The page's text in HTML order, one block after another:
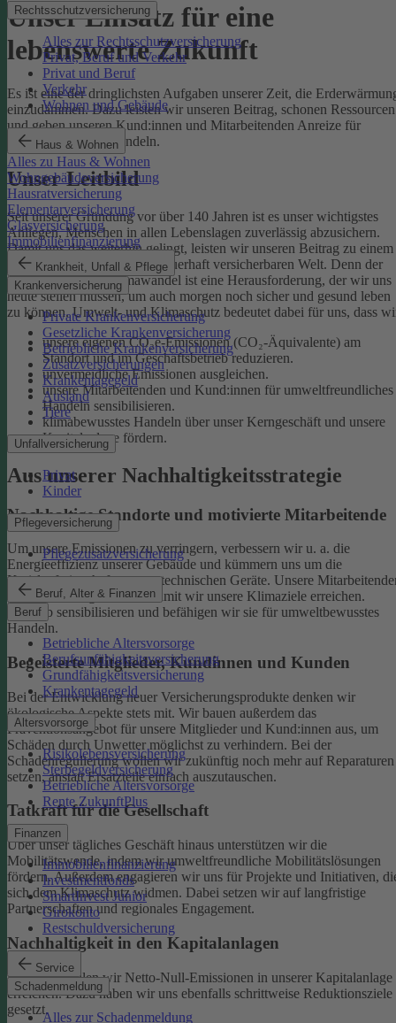
Rechtsschutzversicherung
Alles zur Rechtsschutzversicherung
Privat, Beruf und Verkehr
Privat und Beruf
Verkehr
Wohnen und Gebäude
Haus & Wohnen
Alles zu Haus & Wohnen
Wohngebäudeversicherung
Hausratversicherung
Elementarversicherung
Glasversicherung
Immobilienfinanzierung
Krankheit, Unfall & Pflege
Krankenversicherung
Private Krankenversicherung
Gesetzliche Krankenversicherung
Betriebliche Krankenversicherung
Zusatzversicherungen
Krankentagegeld
Ausland
Tiere
Unfallversicherung
Privat
Kinder
Pflegeversicherung
Pflegezusatzversicherung
Beruf, Alter & Finanzen
Beruf
Betriebliche Altersvorsorge
Berufsunfähigkeitsversicherung
Grundfähigkeitsversicherung
Krankentagegeld
Altersvorsorge
Risikolebensversicherung
Sterbegeldversicherung
Betriebliche Altersvorsorge
Rente ZukunftPlus
Finanzen
Immobilienfinanzierung
Investmentfonds
SmartInvest Junior
Girokonto
Restschuldversicherung
Service
Schadenmeldung
Alles zur Schadenmeldung
Unser Einsatz für eine
lebenswerte Zukunft
Es ist eine der dringlichsten Aufgaben unserer Zeit, die
einzudämmen. Dazu leisten wir unseren Beitrag, schonen Ressourcen
und geben unseren Kund:innen und Mitarbeitenden Anreize für
umweltbewusstes Handeln.
Unser Leitbild
Seit unserer Gründung vor über 140 Jahren ist es unser wichtigstes
Anliegen, Menschen in allen Lebenslagen zuverlässig abzusichern.
Damit uns das weiterhin gelingt, leisten wir unseren Beitrag zu einem
gesunden Klima und einer dauerhaft versicherbaren Welt. Denn der
menschgemachte Klimawandel ist eine Herausforderung, der wir uns
heute stellen müssen, um auch morgen noch sicher und gesund leben
zu können.Umwelt- und Klimaschutz bedeutet dabei für uns, dass
unsere eigenen CO₂e-Emissionen (CO₂-Äquivalente) am
Standort und im Geschäftsbetrieb reduzieren.
unvermeidliche Emissionen ausgleichen.
unsere Mitarbeitenden und Kund:innen für umweltfreundliches
Handeln sensibilisieren.
klimabewusstes Handeln über unser Kerngeschäft und unsere
Kapitalanlage fördern.
Aus unserer Nachhaltigkeitsstrategie
Nachhaltige Standorte und motivierte Mitarbeitende
Um unsere Emissionen zu verringern, verbessern wir u. a. die
Energieeffizienz unserer Gebäude und kümmern uns um die
Kreislaufwirtschaft unserer technischen Geräte. Unsere
sind ein wichtiger Hebel, damit wir unsere Klimaziele erreichen.
Deshalb sensibilisieren und befähigen wir sie für umweltbewusstes
Handeln.
Begeisterte Mitglieder, Kundinnen und Kunden
Bei der Entwicklung neuer Versicherungsprodukte denken wir
ökologische Aspekte stets mit. Wir bauen außerdem das
Präventionsangebot für unsere Mitglieder und Kund:innen aus, um
Schäden durch Unwetter möglichst zu verhindern. Bei der
Schadenregulierung wollen wir zukünftig noch mehr auf Reparaturen
setzen, anstatt Ersatzteile einfach auszutauschen.
Tatkraft für die Gesellschaft
Über unser tägliches Geschäft hinaus unterstützen wir die
Mobilitätswende, indem wir umweltfreundliche Mobilitätslösungen
fördern. Außerdem engagieren wir uns für Projekte und Initiativen,
sich dem Klimaschutz widmen. Dabei setzen wir auf langfristige
Partnerschaften und regionales Engagement.
Nachhaltigkeit in den Kapitalanlagen
Bis 2050 wollen wir Netto-Null-Emissionen in unserer Kapitalanlage
erreichen. Dazu haben wir uns ebenfalls schrittweise Reduktionsziele
gesetzt.